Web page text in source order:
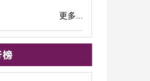
更多...